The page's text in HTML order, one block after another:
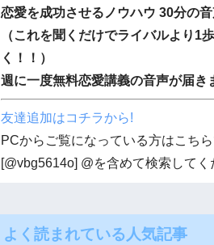
恋愛を成功させるノウハウ 30分の
（これを聞くだけでライバルより1
く！！）
週に一度無料恋愛講義の音声が届き
友達追加はコチラから!
PCからご覧になっている方はこち
[@vbg5614o] @を含めて検索してく
よく読まれている人気記事